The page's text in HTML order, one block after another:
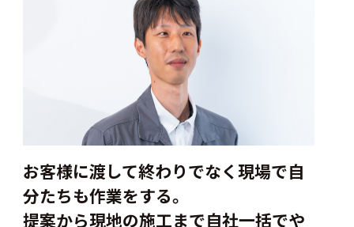
お客様に渡して終わりでなく現場で自
分たちも作業をする。
提案から現地の施工まで自社一括でや